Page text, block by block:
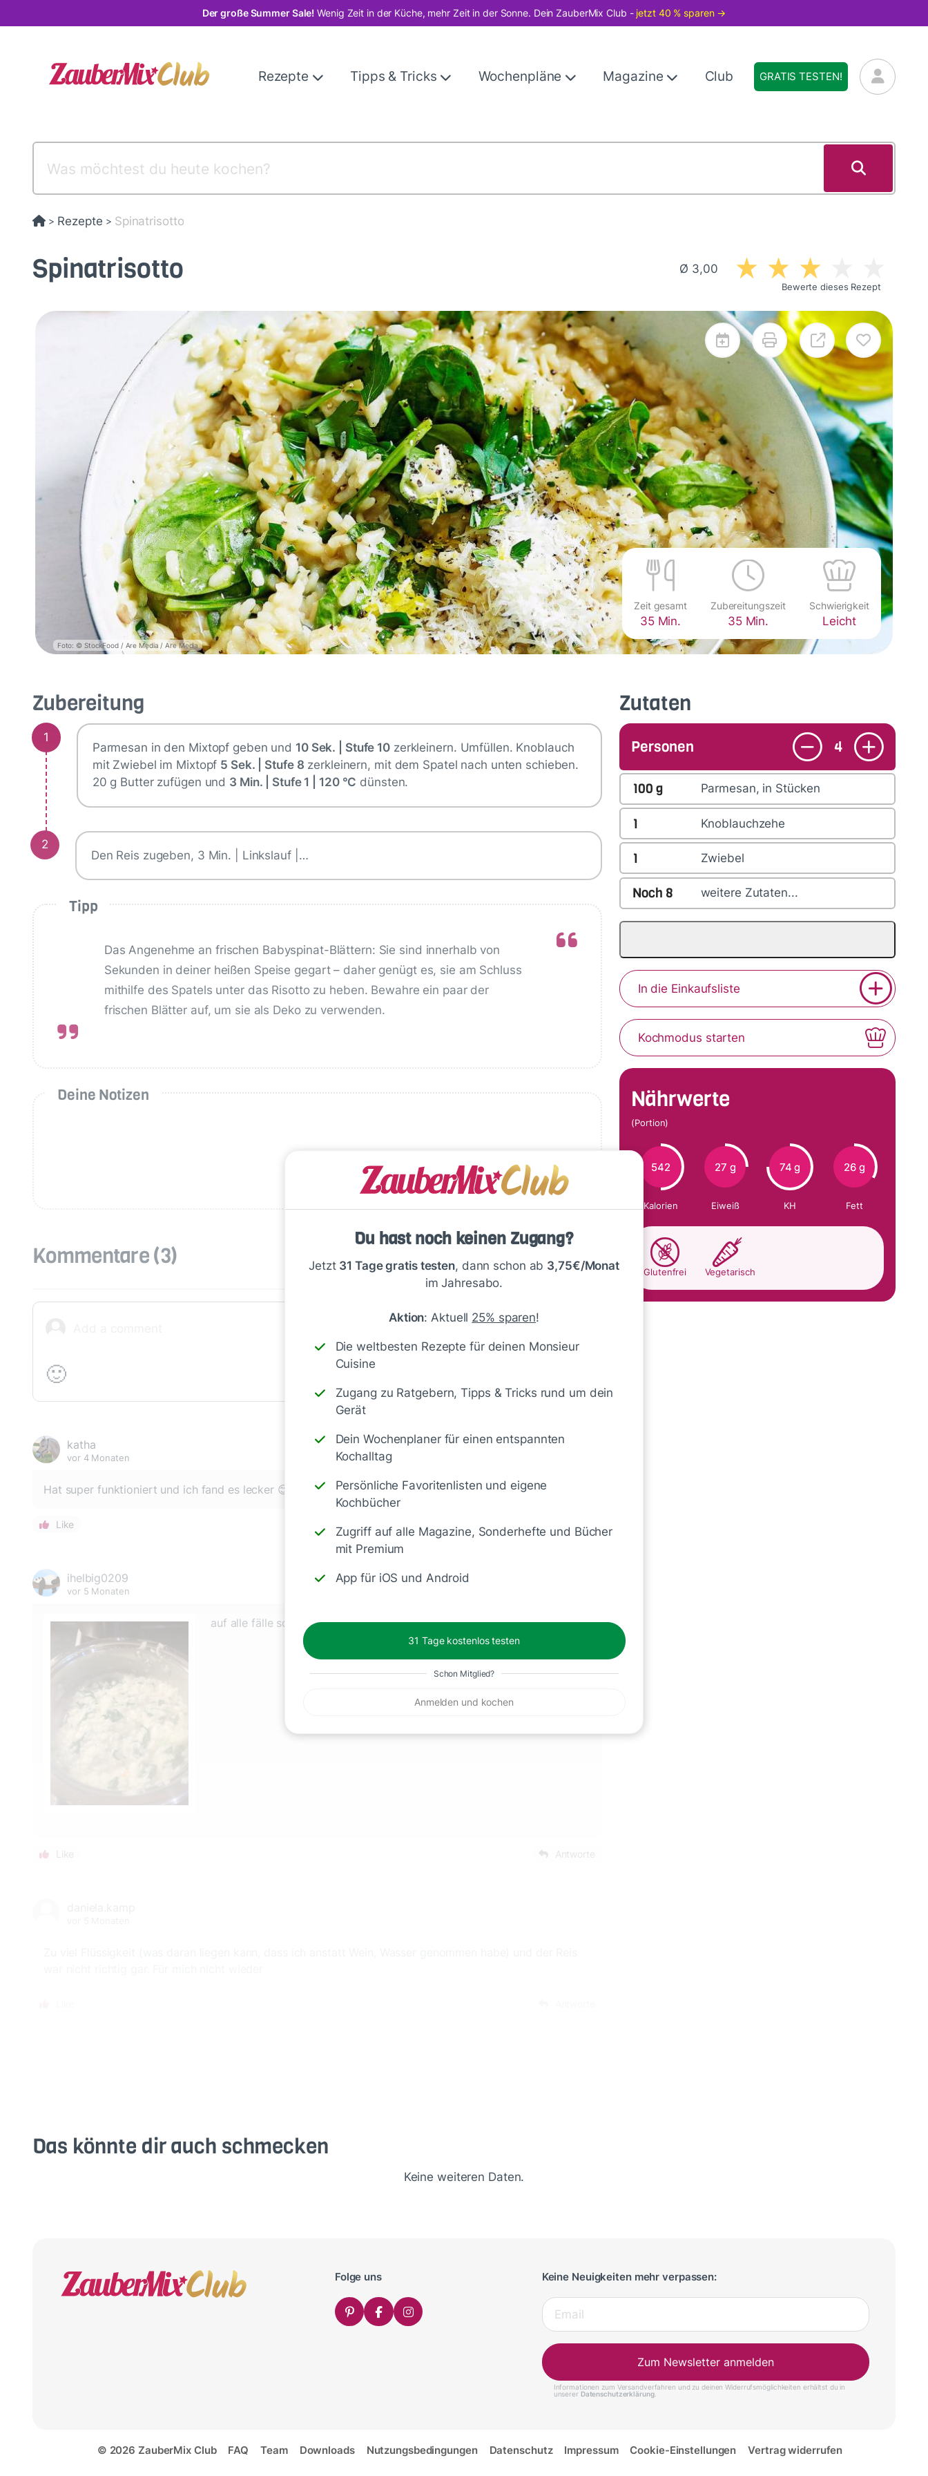
zum
Der große Summer Sale! Wenig Zeit in der Küche, mehr Zeit in der Sonne. Dein ZauberMix Club - jetzt 40 % sparen →
Rezepte Tipps & Tricks Wochenpläne Magazine Club GRATIS TESTEN!
> Rezepte > Spinatrisotto
Spinatrisotto Ø 3,00
Bewerte dieses Rezept
Foto: © StockFood / Are Media / Are Media
Zeit gesamt
35 Min.
Zubereitungszeit
35 Min.
Schwierigkeit
Leicht
Du hast noch keinen Zugang?
Jetzt 31 Tage gratis testen, dann schon ab 3,75€/Monat
im Jahresabo.
Aktion: Aktuell 25% sparen!
Die weltbesten Rezepte für deinen Monsieur
Cuisine
Zugang zu Ratgebern, Tipps & Tricks rund um dein
Gerät
Dein Wochenplaner für einen entspannten
Kochalltag
Persönliche Favoritenlisten und eigene
Kochbücher
Zugriff auf alle Magazine, Sonderhefte und Bücher
mit Premium
App für iOS und Android
31 Tage kostenlos testen
Schon Mitglied?
Anmelden und kochen
Zubereitung
1
Parmesan in den Mixtopf geben und 10 Sek. | Stufe 10 zerkleinern. Umfüllen. Knoblauch
mit Zwiebel im Mixtopf 5 Sek. | Stufe 8 zerkleinern, mit dem Spatel nach unten schieben.
20 g Butter zufügen und 3 Min. | Stufe 1 | 120 °C dünsten.
2
Den Reis zugeben, 3 Min. | Linkslauf |…
Tipp
Das Angenehme an frischen Babyspinat-Blättern: Sie sind innerhalb von
Sekunden in deiner heißen Speise gegart – daher genügt es, sie am Schluss
mithilfe des Spatels unter das Risotto zu heben. Bewahre ein paar der
frischen Blätter auf, um sie als Deko zu verwenden.
Deine Notizen
Write
Kommentare(3)
🙂
katha
vor 4 Monaten
Hat super funktioniert und ich fand es lecker 😊
Like Antworte
ihelbig0209
vor 5 Monaten
auf alle fälle schlotzig hab noch Lachs würfel drauf gemacht
Like Antworte
Zutaten
Personen 4
100 g Parmesan, in Stücken
1 Knoblauchzehe
1 Zwiebel
Noch 8 weitere Zutaten...
In die Einkaufsliste
Kochmodus starten
Nährwerte
(Portion)
542
Kalorien
27 g
Eiweiß
74 g
KH
26 g
Fett
Glutenfrei Vegetarisch
Das könnte dir auch schmecken
Keine weiteren Daten.
Folge uns Keine Neuigkeiten mehr verpassen:
Zum Newsletter anmelden
Informationen zum Versandverfahren und zu deinen Widerrufsmöglichkeiten erhältst du in
unserer Datenschutzerklärung.
© 2026 ZauberMix Club FAQ Team Downloads Nutzungsbedingungen Datenschutz Impressum Cookie-Einstellungen Vertrag widerrufen